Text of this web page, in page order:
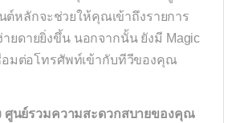
ต์หลักจะช่วยให้คุณเข้าถึงรายการ
ยดายยิ่งขึ้น นอกจากนั้น ยังมี Magic
อมต่อโทรศัพท์เข้ากับทีวีของคุณ
ศูนย์รวมความสะดวกสบายของคุณ